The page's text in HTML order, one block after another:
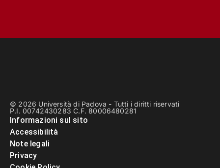
© 2026 Università di Padova - Tutti i diritti riservati
P.I. 00742430283 C.F. 80006480281
Informazioni sul sito
Accessibilità
Note legali
Privacy